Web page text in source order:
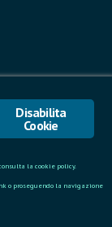
Disabilita
Cookie
la cookie policy.
o proseguendo la navigazione